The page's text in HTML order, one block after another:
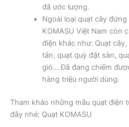
đã ước lượng.
Ngoài loại quạt cây
KOMASU Việt Nam còn
điện khác như: Quạt
tản, quạt quỳ đặt sàn,
gió… Đã đang chiếm
hàng triệu người dùng.
Tham khảo những mẫu quạt điện
đây nhé: Quạt KOMASU